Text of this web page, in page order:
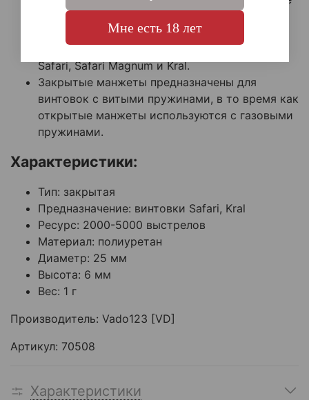
помогают устранить звук дребезга витых
Совместимые модели манжет включают
Safari, Safari Magnum и Kral.
Закрытые манжеты предназначены для
винтовок с витыми пружинами, в то время как
открытые манжеты используются с газовыми
пружинами.
Характеристики:
Тип: закрытая
Предназначение: винтовки Safari, Kral
Ресурс: 2000-5000 выстрелов
Материал: полиуретан
Диаметр: 25 мм
Высота: 6 мм
Вес: 1 г
Производитель: Vado123 [VD]
Артикул: 70508
Характеристики
Мне есть 18 лет